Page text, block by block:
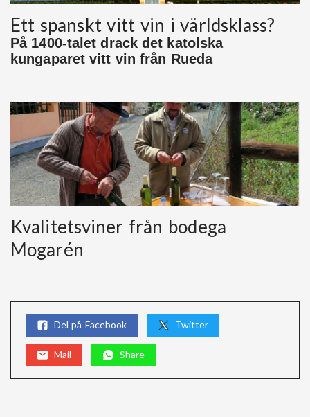
Ett spanskt vitt vin i världsklass?
På 1400-talet drack det katolska
kungaparet vitt vin från Rueda
Kvalitetsviner från bodega
Mogarén
Del på Facebook Twitter
Mail Share